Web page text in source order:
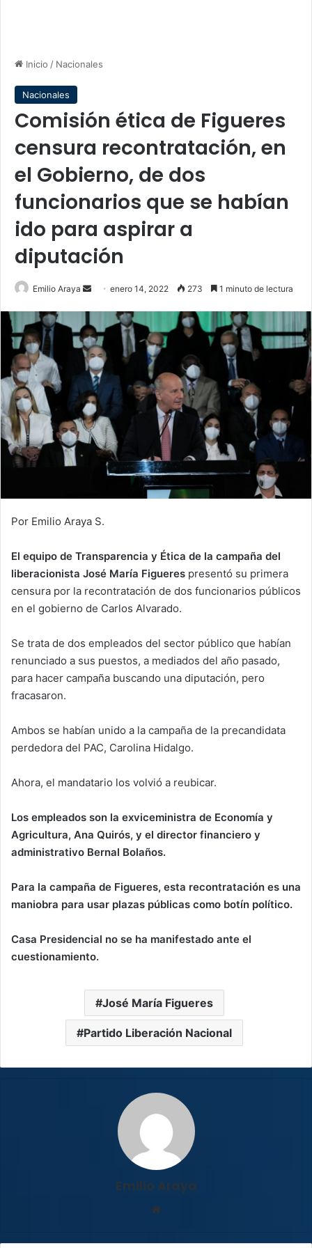
Inicio / Nacionales
Nacionales
Comisión ética de Figueres
censura recontratación, en
el Gobierno, de dos
funcionarios que se habían
ido para aspirar a
diputación
Emilio Araya
Sendenero 14, 2022 273 1 minuto de lectura
Por Emilio Araya S.
El equipo de Transparencia y Ética de la campaña del
liberacionista José María Figueres presentó su primera
censura por la recontratación de dos funcionarios públicos
en el gobierno de Carlos Alvarado.
Se trata de dos empleados del sector público que habían
renunciado a sus puestos, a mediados del año pasado,
para hacer campaña buscando una diputación, pero
fracasaron.
Ambos se habían unido a la campaña de la precandidata
perdedora del PAC, Carolina Hidalgo.
Ahora, el mandatario los volvió a reubicar.
Los empleados son la exviceministra de Economía y
Agricultura, Ana Quirós, y el director financiero y
administrativo Bernal Bolaños.
Para la campaña de Figueres, esta recontratación es una
maniobra para usar plazas públicas como botín político.
Casa Presidencial no se ha manifestado ante el
cuestionamiento.
José María Figueres
Partido Liberación Nacional
Emilio Araya